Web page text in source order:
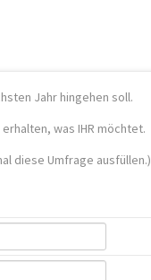
Jahr hingehen soll.
was IHR möchtet.
diese Umfrage ausfüllen.)